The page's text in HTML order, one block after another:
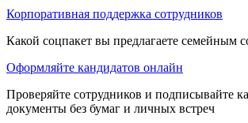
Корпоративная поддержка сотрудников
Какой соцпакет вы предлагаете семейным
Оформляйте кандидатов онлайн
Проверяйте сотрудников и подписывайте
документы без бумаг и личных встреч